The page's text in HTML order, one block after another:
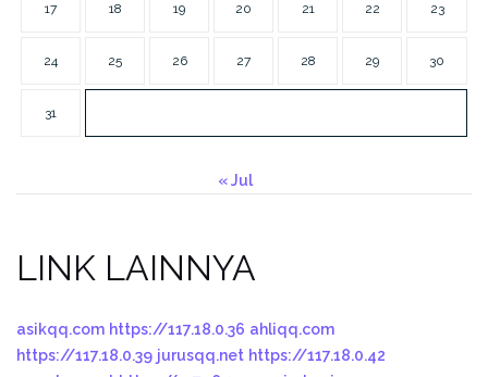
17 18 19 20 21 22 23
24 25 26 27 28 29 30
31
« Jul
LINK LAINNYA
asikqq.com https://117.18.0.36 ahliqq.com
https://117.18.0.39 jurusqq.net https://117.18.0.42